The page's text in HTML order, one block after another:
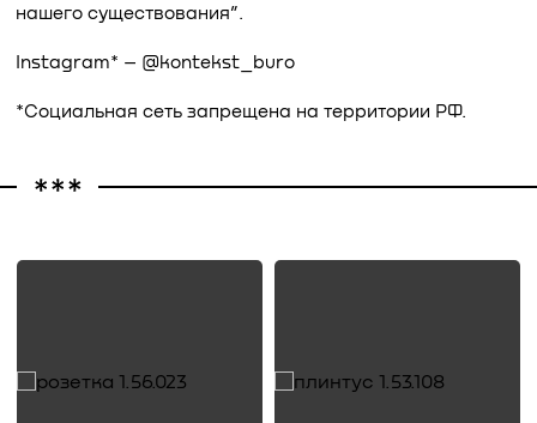
нашего существования”.
Instagram* – @kontekst_buro
*Социальная сеть запрещена на территории РФ.